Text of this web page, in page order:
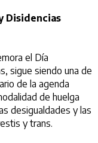
Disidencias
el Día
sigue siendo una de
de la agenda
de huelga
desigualdades y las
y trans.